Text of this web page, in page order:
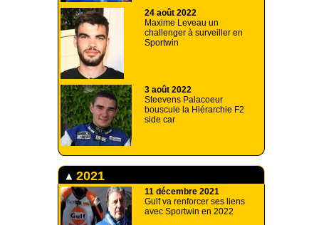
24 août 2022
Maxime Leveau un
challenger à surveiller en
Sportwin
3 août 2022
Steevens Palacoeur
bouscule la Hiérarchie F2
side car
2021
11 décembre 2021
Gulf va renforcer ses liens
avec Sportwin en 2022